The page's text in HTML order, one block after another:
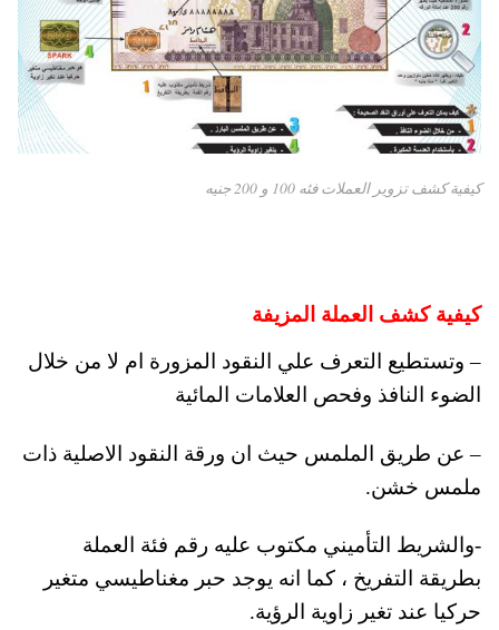
كيفية كشف تزوير العملات فئه 100 و 200 جنيه
كيفية كشف العملة المزيفة
– وتستطيع التعرف علي النقود المزورة ام لا من خلال
الضوء النافذ وفحص العلامات المائية
– عن طريق الملمس حيث ان ورقة النقود الاصلية ذات
ملمس خشن.
-والشريط التأميني مكتوب عليه رقم فئة العملة
بطريقة التفريخ ، كما انه يوجد حبر مغناطيسي متغير
حركيا عند تغير زاوية الرؤية.